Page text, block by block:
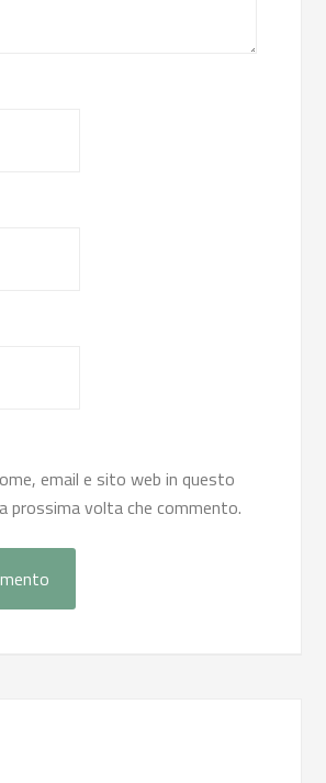
email e sito web in questo
prossima volta che commento.